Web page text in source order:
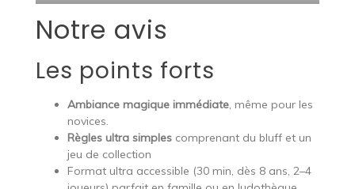
Notre avis
Les points forts
Ambiance magique immédiate, même pour les
novices.
Règles ultra simplescomprenant du bluff et un
jeu de collection
Format ultra accessible (30 min, dès 8 ans, 2–4